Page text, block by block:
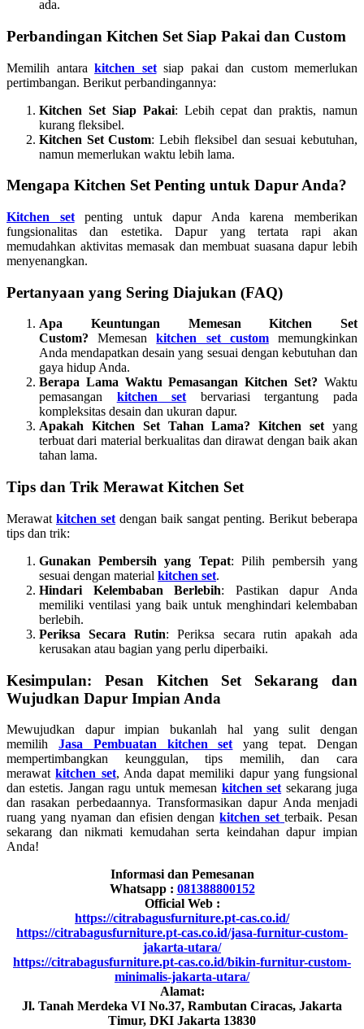
ada.
Perbandingan Kitchen Set Siap Pakai dan Custom
Memilih antara kitchen setsiap pakai dan custom memerlukan
pertimbangan. Berikut perbandingannya:
Kitchen Set Siap Pakai: Lebih cepat dan praktis, namun
kurang fleksibel.
Kitchen Set Custom: Lebih fleksibel dan sesuai kebutuhan,
namun memerlukan waktu lebih lama.
Mengapa Kitchen Set Penting untuk Dapur Anda?
Kitchen setpenting untuk dapur Anda karena memberikan
fungsionalitas dan estetika. Dapur yang tertata rapi akan
memudahkan aktivitas memasak dan membuat suasana dapur lebih
menyenangkan.
Pertanyaan yang Sering Diajukan (FAQ)
Apa Keuntungan Memesan Kitchen Set
Custom? Memesankitchen set custommemungkinkan
Anda mendapatkan desain yang sesuai dengan kebutuhan dan
gaya hidup Anda.
Berapa Lama Waktu Pemasangan Kitchen Set? Waktu
pemasangan kitchen set bervariasi tergantung pada
kompleksitas desain dan ukuran dapur.
Apakah Kitchen Set Tahan Lama?
Kitchen set yang
terbuat dari material berkualitas dan dirawat dengan baik akan
tahan lama.
Tips dan Trik Merawat Kitchen Set
Merawat kitchen set dengan baik sangat penting. Berikut beberapa
tips dan trik:
Gunakan Pembersih yang Tepat: Pilih pembersih yang
sesuai dengan material kitchen set.
Hindari Kelembaban Berlebih: Pastikan dapur Anda
memiliki ventilasi yang baik untuk menghindari kelembaban
berlebih.
Periksa Secara Rutin: Periksa secara rutin apakah ada
kerusakan atau bagian yang perlu diperbaiki.
Kesimpulan: Pesan Kitchen Set Sekarang dan
Wujudkan Dapur Impian Anda
Mewujudkan dapur impian bukanlah hal yang sulit dengan
memilih Jasa Pembuatan kitchen set yang tepat. Dengan
mempertimbangkan keunggulan, tips memilih, dan cara
merawatkitchen set, Anda dapat memiliki dapur yang fungsional
dan estetis. Jangan ragu untuk memesan kitchen set sekarang juga
dan rasakan perbedaannya. Transformasikan dapur Anda menjadi
ruang yang nyaman dan efisien dengankitchen set terbaik. Pesan
sekarang dan nikmati kemudahan serta keindahan dapur impian
Anda!
Informasi dan Pemesanan
Whatsapp : 081388800152
Official Web :
https://citrabagusfurniture.pt-cas.co.id/
https://citrabagusfurniture.pt-cas.co.id/jasa-furnitur-custom-
jakarta-utara/
https://citrabagusfurniture.pt-cas.co.id/bikin-furnitur-custom-
minimalis-jakarta-utara/
Alamat:
Jl. Tanah Merdeka VI No.37, Rambutan Ciracas, Jakarta
Timur, DKI Jakarta 13830